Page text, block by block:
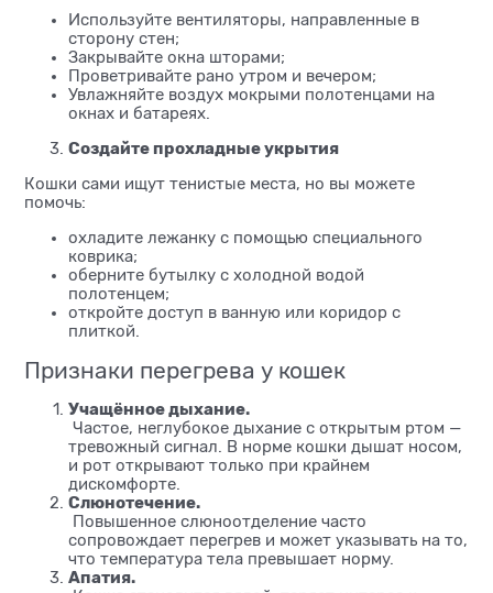
Используйте вентиляторы, направленные в
сторону стен;
Закрывайте окна шторами;
Проветривайте рано утром и вечером;
Увлажняйте воздух мокрыми полотенцами на
окнах и батареях.
Создайте прохладные укрытия
Кошки сами ищут тенистые места, но вы можете
помочь:
охладите лежанку с помощью специального
коврика;
оберните бутылку с холодной водой
полотенцем;
откройте доступ в ванную или коридор с
плиткой.
Признаки перегрева у кошек
Учащённое дыхание.
Частое, неглубокое дыхание с открытым ртом —
тревожный сигнал. В норме кошки дышат носом,
и рот открывают только при крайнем
дискомфорте.
Слюнотечение.
Повышенное слюноотделение часто
сопровождает перегрев и может указывать на то,
что температура тела превышает норму.
Апатия.